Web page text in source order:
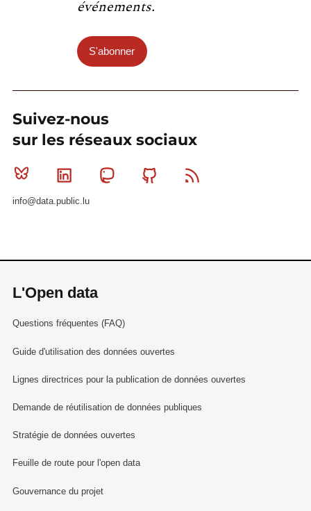
événements.
S'abonner
Suivez-nous
sur les réseaux sociaux
Bluesky Linkedin MastodonGithub
info@data.public.lu
L'Open data
Questions fréquentes (FAQ)
Guide d'utilisation des données ouvertes
Lignes directrices pour la publication de données ouvertes
Demande de réutilisation de données publiques
Stratégie de données ouvertes
Feuille de route pour l'open data
Gouvernance du projet